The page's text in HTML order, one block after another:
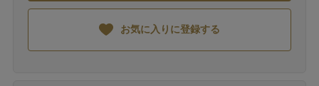
お気に入りに登録する